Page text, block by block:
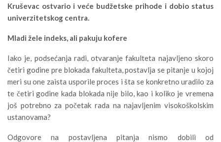
Kruševac ostvario i veće budžetske prihode i dobio status
univerzitetskog centra.
Mladi žele indeks, ali pakuju kofere
Iako je, podsećanja radi, otvaranje fakulteta najavljeno skoro
četiri godine pre blokada fakulteta, postavlja se pitanje u kojoj
meri su one zaista usporile proces i šta se konkretno uradilo za
te četiri godine kada blokada nije bilo, kao i koliko je vremena
još potrebno za početak rada na najavljenim visokoškolskim
ustanovama?
Odgovore na postavljena pitanja nismo dobili od